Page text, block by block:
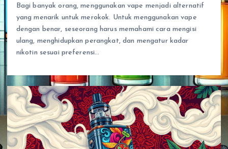
Bagi banyak orang, menggunakan vape menjadi alternatif
yang menarik untuk merokok. Untuk menggunakan vape
dengan benar, seseorang harus memahami cara mengisi
ulang, menghidupkan perangkat, dan mengatur kadar
nikotin sesuai preferensi…